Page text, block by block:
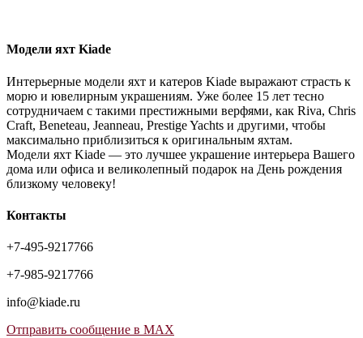
Модели яхт Kiade
Интерьерные модели яхт и катеров Kiade выражают страсть к
морю и ювелирным украшениям. Уже более 15 лет тесно
сотрудничаем с такими престижными верфями, как Riva, Chris
Craft, Beneteau, Jeanneau, Prestige Yachts и другими, чтобы
максимально приблизиться к оригинальным яхтам.
Модели яхт Kiade — это лучшее украшение интерьера Вашего
дома или офиса и великолепный подарок на День рождения
близкому человеку!
Контакты
+7-495-9217766
+7-985-9217766
info@kiade.ru
Отправить сообщение в MAX